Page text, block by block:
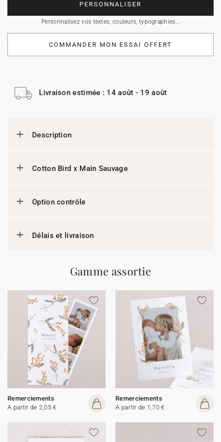
PERSONNALISER
Personnalisez vos textes, couleurs, typographies…
COMMANDER MON ESSAI OFFERT
Livraison estimée : 14 août - 19 août
Description
Cotton Bird x Main Sauvage
Option contrôle
Délais et livraison
Gamme assortie
Remerciements
A partir de 2,05 €
Remerciements
A partir de 1,70 €